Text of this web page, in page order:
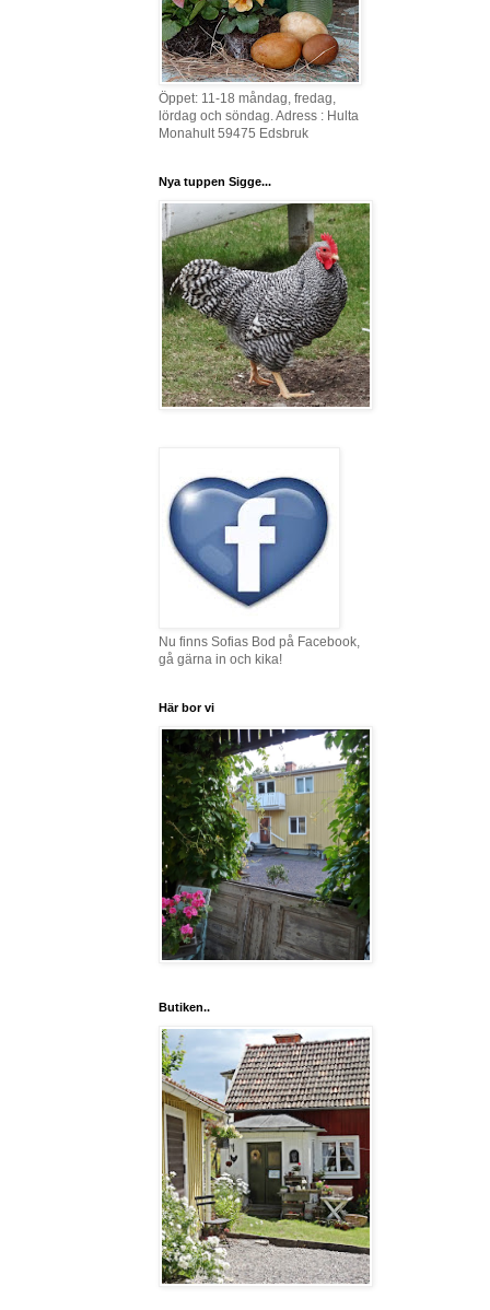
Öppet: 11-18 måndag, fredag,
lördag och söndag. Adress : Hulta
Monahult 59475 Edsbruk
Nya tuppen Sigge...
Nu finns Sofias Bod på Facebook,
gå gärna in och kika!
Här bor vi
Butiken..